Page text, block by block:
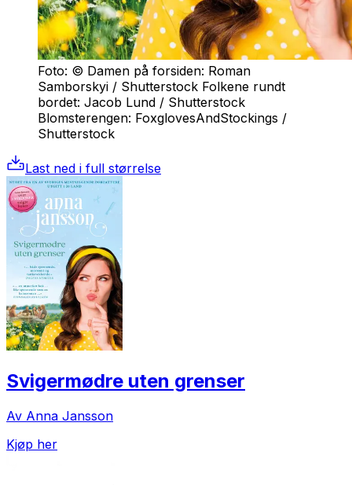
Foto: © Damen på forsiden: Roman
Samborskyi / Shutterstock Folkene rundt
bordet: Jacob Lund / Shutterstock
Blomsterengen: FoxglovesAndStockings /
Shutterstock
Last ned i full størrelse
Svigermødre uten grenser
Av Anna Jansson
Kjøp her